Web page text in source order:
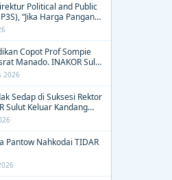
Political and Public
“Jika Harga Pangan
dan Budi Santoso
Copot Prof Sompie
Manado. INAKOR Sulut
dan Siap Bongkar
Suksesi Rektor
2026
Sedap di Suksesi Rektor
Sulut Keluar Kandang
Pantow Nahkodai TIDAR